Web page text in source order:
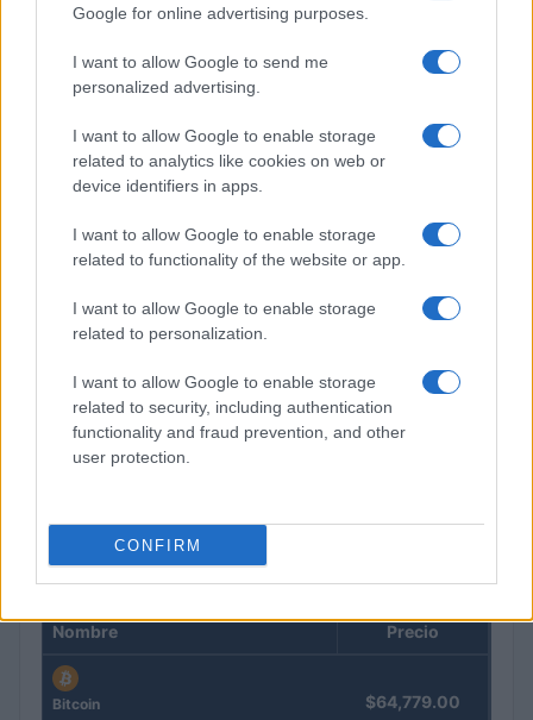
Google for online advertising purposes.
I want to allow Google to send me
personalized advertising.
I want to allow Google to enable storage
related to analytics like cookies on web or
device identifiers in apps.
I want to allow Google to enable storage
related to functionality of the website or app.
I want to allow Google to enable storage
related to personalization.
I want to allow Google to enable storage
related to security, including authentication
functionality and fraud prevention, and other
user protection.
CONFIRM
Criptomonedas en 2026: análisis de su evolución y perspectivas
Diego Martín · 7 Ago 2026
Cómo gestionar tus finanzas con el método 50/30/20 y más
Nombre Precio
Bitcoin $64,779.00